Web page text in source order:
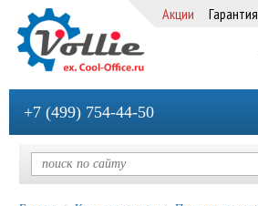
Акции Гарантия
+7 (499) 754-44-50